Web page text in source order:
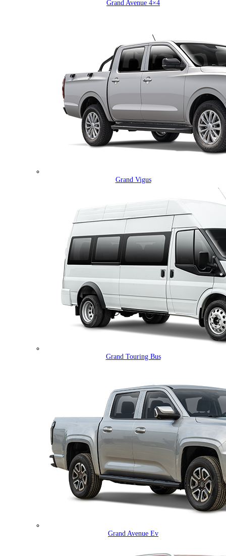
Grand Avenue 4×4
Grand Vigus
Grand Touring Bus
Grand Avenue Ev